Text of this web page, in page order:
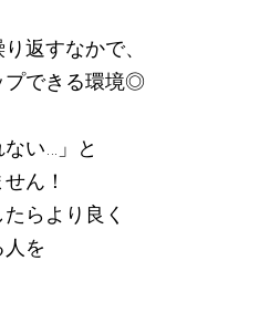
返すなかで、
プできる環境◎
ない…」と
ん！
らより良く
を